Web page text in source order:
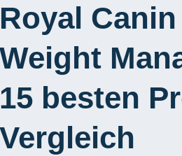
Royal
Weight
15 besten
Vergleich